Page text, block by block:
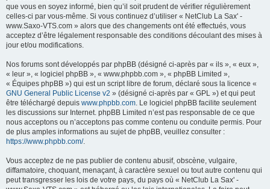
que vous en soyez informé, bien qu’il soit prudent de vérifier régulièrement
celles-ci par vous-même. Si vous continuez d’utiliser « NetClub La Sax' -
www.Saxo-VTS.com » alors que des changements ont été effectués, vous
acceptez d’être légalement responsable des conditions découlant des mises à
jour et/ou modifications.
Nos forums sont développés par phpBB (désigné ci-après par « ils », « eux »,
« leur », « logiciel phpBB », « www.phpbb.com », « phpBB Limited »,
« Équipes phpBB ») qui est un script libre de forum, déclaré sous la licence «
GNU General Public License v2 » (désigné ci-après par « GPL ») et qui peut
être téléchargé depuis www.phpbb.com. Le logiciel phpBB facilite seulement
les discussions sur Internet. phpBB Limited n’est pas responsable de ce que
nous acceptons ou n’acceptons pas comme contenu ou conduite permis. Pour
de plus amples informations au sujet de phpBB, veuillez consulter :
https://www.phpbb.com/.
Vous acceptez de ne pas publier de contenu abusif, obscène, vulgaire,
diffamatoire, choquant, menaçant, à caractère sexuel ou tout autre contenu qui
peut transgresser les lois de votre pays, du pays où « NetClub La Sax' -